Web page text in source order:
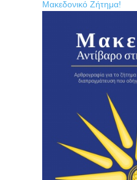
Μακεδονικό Ζήτημα!